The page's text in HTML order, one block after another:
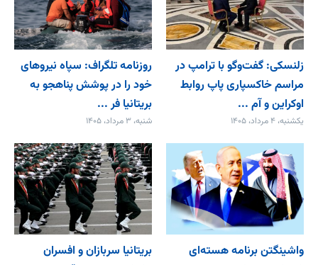
زلنسکی: گفت‌وگو با ترامپ در
مراسم خاکسپاری پاپ روابط
اوکراین و آم ...
یکشنبه، ۴ مرداد، ۱۴۰۵
روزنامه تلگراف: سپاه نیروهای
خود را در پوشش پناهجو به
بریتانیا فر ...
شنبه، ۳ مرداد، ۱۴۰۵
واشینگتن برنامه هسته‌ای
بریتانیا سربازان و افسران